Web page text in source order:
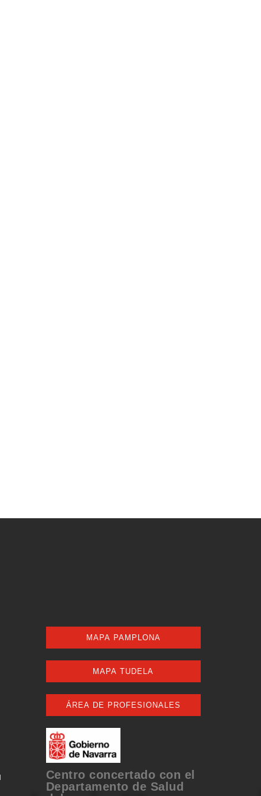
MAPA PAMPLONA
MAPA TUDELA
ÁREA DE PROFESIONALES
Centro concertado con el
Departamento de Salud